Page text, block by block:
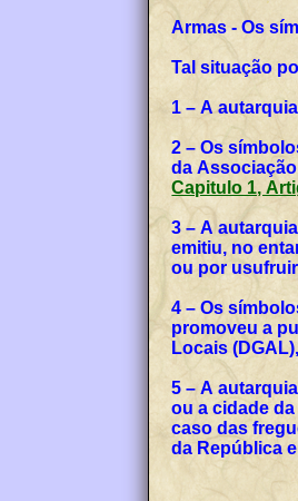
Armas - Os
Tal situação
1 – A
2 – Os
da
Capitulo 1,
3 – A
emitiu, no
ou por
4 – Os
promoveu a
Locais
5 – A
ou a cidade
caso das
da República